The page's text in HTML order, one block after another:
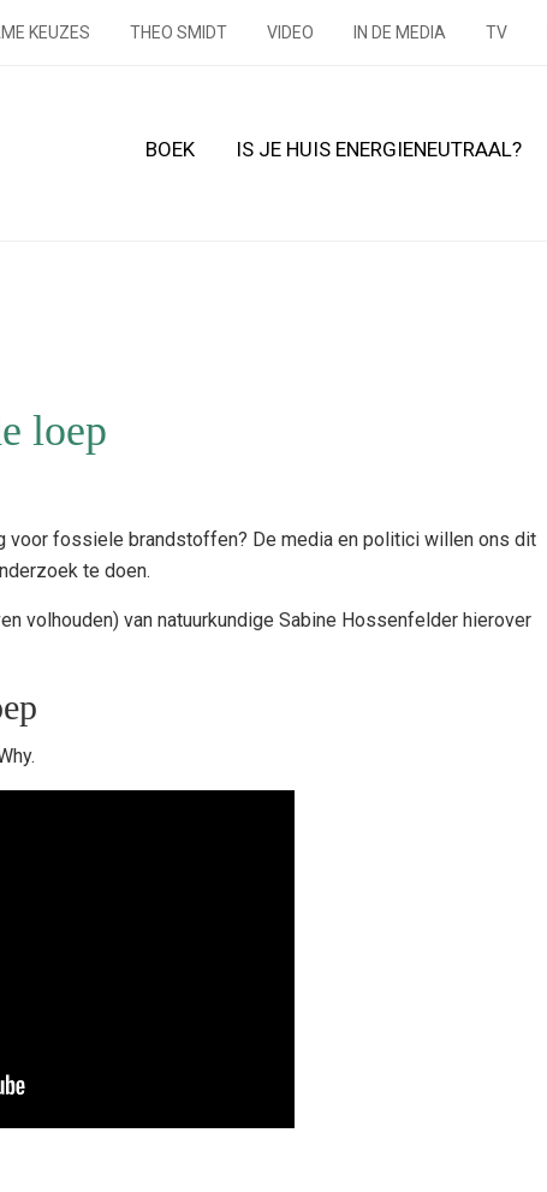
KEUZES THEO SMIDT VIDEO IN DE MEDIA TV
BOEK IS JE HUIS ENERGIENEUTRAAL?
loep
voor fossiele brandstoffen? De media en politici willen ons dit
te doen.
volhouden) van natuurkundige Sabine Hossenfelder hierover